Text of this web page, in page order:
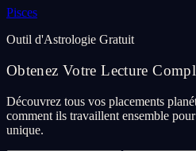
Pisces
Outil d'Astrologie Gratuit
Obtenez Votre Lecture
Découvrez tous vos placements
comment ils travaillent ensemble
unique.